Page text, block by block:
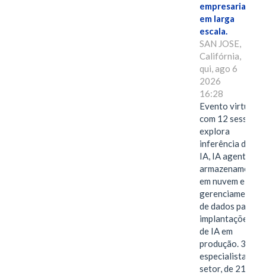
empresarial
em larga
escala.
SAN JOSE,
Califórnia,
qui, ago 6
2026
16:28
Evento virtual
com 12 sessões
explora
inferência de
IA, IA agentiva,
armazenamento
em nuvem e
gerenciamento
de dados para
implantações
de IA em
produção. 38
especialistas do
setor, de 21